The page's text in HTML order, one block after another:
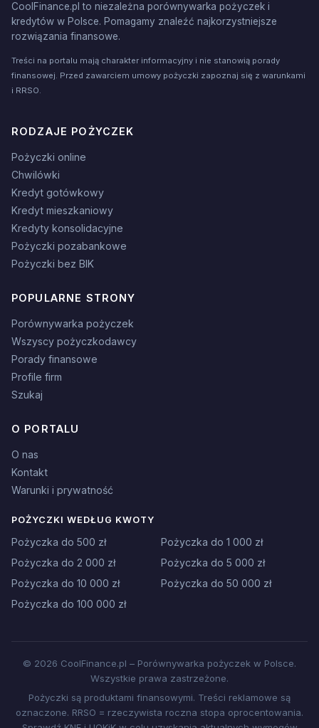
CoolFinance.pl to niezależna porównywarka pożyczek i
kredytów w Polsce. Pomagamy znaleźć najkorzystniejsze
rozwiązania finansowe.
Treści na portalu mają charakter informacyjny i nie stanowią porady
finansowej. Przed zawarciem umowy pożyczki zapoznaj się z warunkami
i RRSO.
RODZAJE POŻYCZEK
Pożyczki online
Chwilówki
Kredyt gotówkowy
Kredyt mieszkaniowy
Kredyty konsolidacyjne
Pożyczki pozabankowe
Pożyczki bez BIK
POPULARNE STRONY
Porównywarka pożyczek
Wszyscy pożyczkodawcy
Porady finansowe
Profile firm
Szukaj
O PORTALU
O nas
Kontakt
Warunki i prywatność
POŻYCZKI WEDŁUG KWOTY
Pożyczka do 500 zł
Pożyczka do 1 000 zł
Pożyczka do 2 000 zł
Pożyczka do 5 000 zł
Pożyczka do 10 000 zł
Pożyczka do 50 000 zł
Pożyczka do 100 000 zł
© 2026 CoolFinance.pl – Porównywarka pożyczek w Polsce.
Wszystkie prawa zastrzeżone.
Pożyczki są produktami finansowymi. Treści reklamowe są
oznaczone. RRSO = rzeczywista roczna stopa oprocentowania.